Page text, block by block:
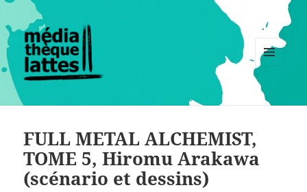
MENU
WIDGETS
FULL METAL ALCHEMIST,
TOME 5, Hiromu Arakawa
(scénario et dessins)